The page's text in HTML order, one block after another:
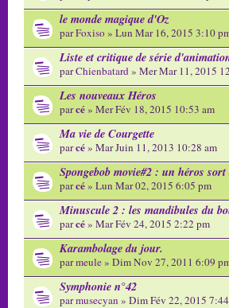
le monde magique d'Oz
parFoxiso» Lun Mar 16, 2015 3:10
Liste et critique de série
parChienbatard» Mer Mar 11, 2015
Les nouveaux Héros
parcé» Mer Fév 18, 2015 10:53 am
Ma vie de Courgette
parcé» Mar Juin 11, 2013 10:28 am
Spongebob movie#2 : un héros
parcé» Lun Mar 02, 2015 6:05 pm
Minuscule 2 : les mandibules du
parcé» Mar Fév 24, 2015 2:22 pm
Karambolage du jour.
parmeule» Dim Nov 27, 2011 6:09
Symphonie n°42
parmusecyan » Dim Fév 22, 2015